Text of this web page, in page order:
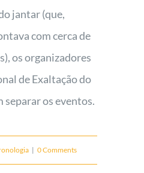
jantar (que,
com cerca de
os organizadores
de Exaltação do
os eventos.
| 0 Comments